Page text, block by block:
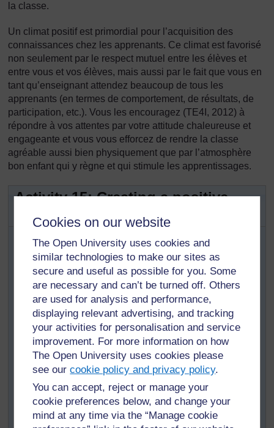
Cookies on our website
The Open University uses cookies and
similar technologies to make our sites as
secure and useful as possible for you. Some
are necessary and can’t be turned off. Others
are used for analysis and performance,
displaying relevant advertising, and tracking
your activities for personalisation and service
improvement. For more information on how
The Open University uses cookies please
see ourcookie policy and privacy policy.
You can accept, reject or manage your
cookie preferences below, and change your
mind at any time via the “Manage cookie
la classe.
Un climat positif est primordial pour l’acquisition des
connaissances chez les apprenants. Ce climat est favorisé
non seulement par le respect mutuel entre les élèves et
entre vous et vos élèves, mais aussi par le fait que vous en
tant qu’enseignant attendez beaucoup de tous les
apprenants (en termes de comportement, de résultats, de
participation, etc.). Vous les encouragez (TE4I, 2012) à
répondre à vos attentes par votre attitude chaleureuse et
engageante et vous vous efforcez de rendre la classe
agréable aussi bien physiquement que par l’atmosphère
bon enfant qui y règne et qui stimule les apprentissages.
Activity 15: Creating a positive
atmosphere in your classroom
au rôle que joue le comportement de tous les élèves
dans l’inclusion de tous.
Les quels des points ci-dessus avez-vous déjà
travaillé? Dans la
Section 3 du Module 2 des
Compétences de la vie courante
[Astuce : maintenez
la touche Ctrl
enfoncée et
cliquez sur un lien
pour l’ouvrir dans
(Masquer
l’astuce )
et ses
ressources vous pourrez
voir comment des
collègues s’y sont pris
dans le but de créer un
climat positif dans leur
classe.
Dans l’Étude de cas 2 de
la Section 5 du Module 1